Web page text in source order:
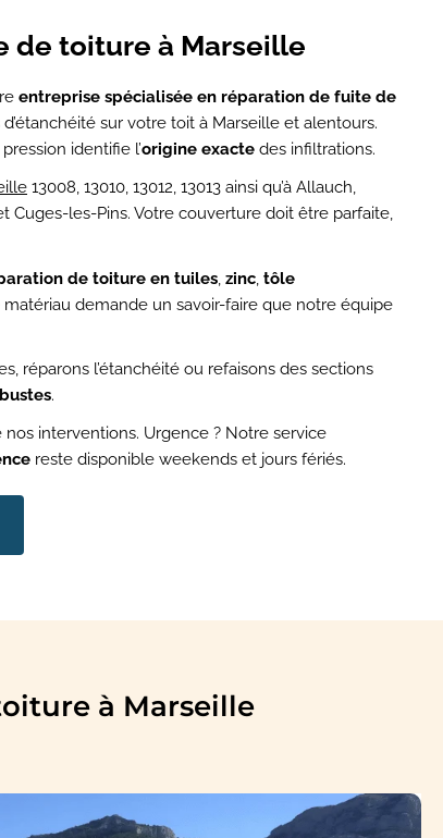
de toiture à Marseille
entreprise spécialisée en réparation de fuite de
sur votre toit à Marseille et alentours.
identifie l’origine exacte des infiltrations.
13008, 13010, 13012, 13013 ainsi qu’à Allauch,
Cuges-les-Pins. Votre couverture doit être parfaite,
de toiture en tuiles zinc tôle
matériau demande un savoir-faire que notre équipe
réparons l’étanchéité ou refaisons des sections
.
nos interventions. Urgence ? Notre service
reste disponible weekends et jours fériés.
à Marseille